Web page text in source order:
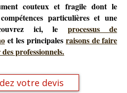
couteux et fragile dont le
particulières et une
ici, le processus de
et les principalesraisons de faire
professionnels.
votre devis